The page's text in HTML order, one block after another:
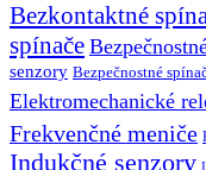
Bezkontaktné
spínače
senzory Bezpečnostné
Elektromechanické
Frekvenčné meniče
Indukčné senzory